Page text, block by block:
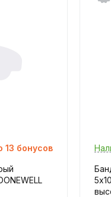
13 бонусов